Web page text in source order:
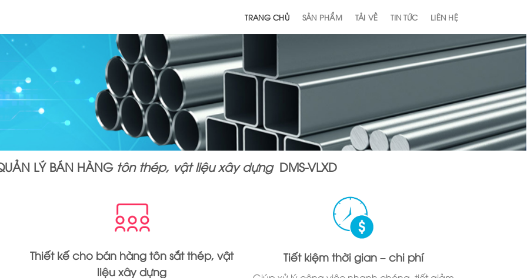
TRANG CHỦ SẢN PHẨM TẢI VỀ TIN TỨC LIÊN HỆ
LÝ BÁN HÀNG tôn thép, vật liệu xây dựng DMS-VLXD
Thiết kế cho bán hàng tôn sắt thép, vật
liệu xây dựng
Tiết kiệm thời gian – chi phí